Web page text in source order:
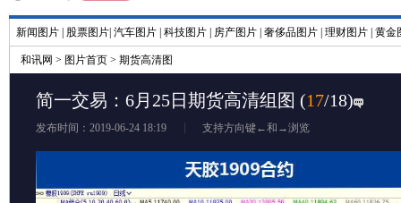
新闻图片 股票图片 汽车图片 科技图片 房产图片 奢侈品图片 理财图片 黄金
和讯网 > 图片首页 > 期货高清图
简一交易：6月25日期货高清组图 (17/18)
发布时间：2019-06-24 18:19 支持方向键←和→浏览